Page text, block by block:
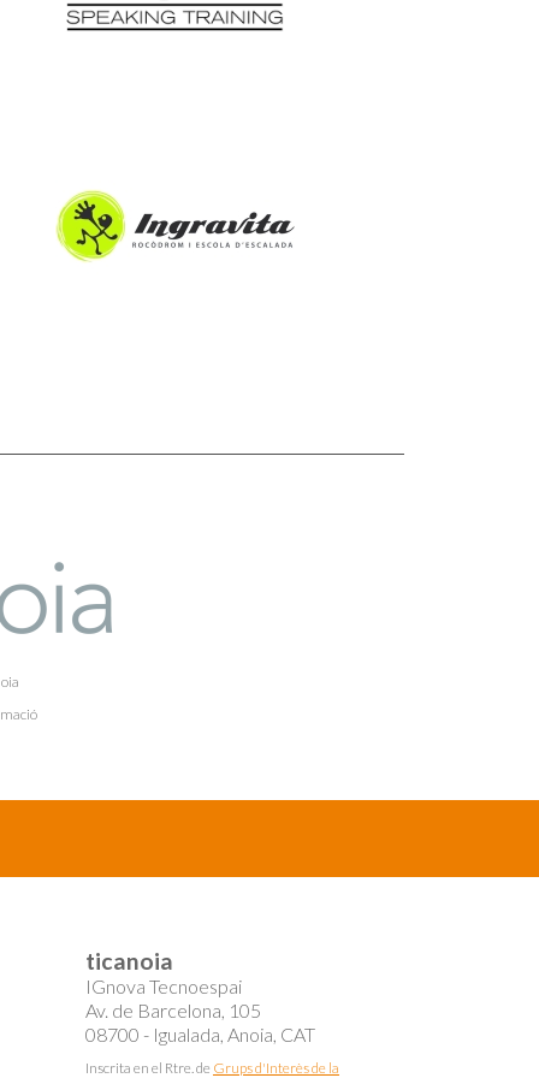
ticanoia
IGnova Tecnoespai
Av. de Barcelona, 105
08700 - Igualada, Anoia, CAT
Inscrita en el Rtre. de Grups d'Interès de la